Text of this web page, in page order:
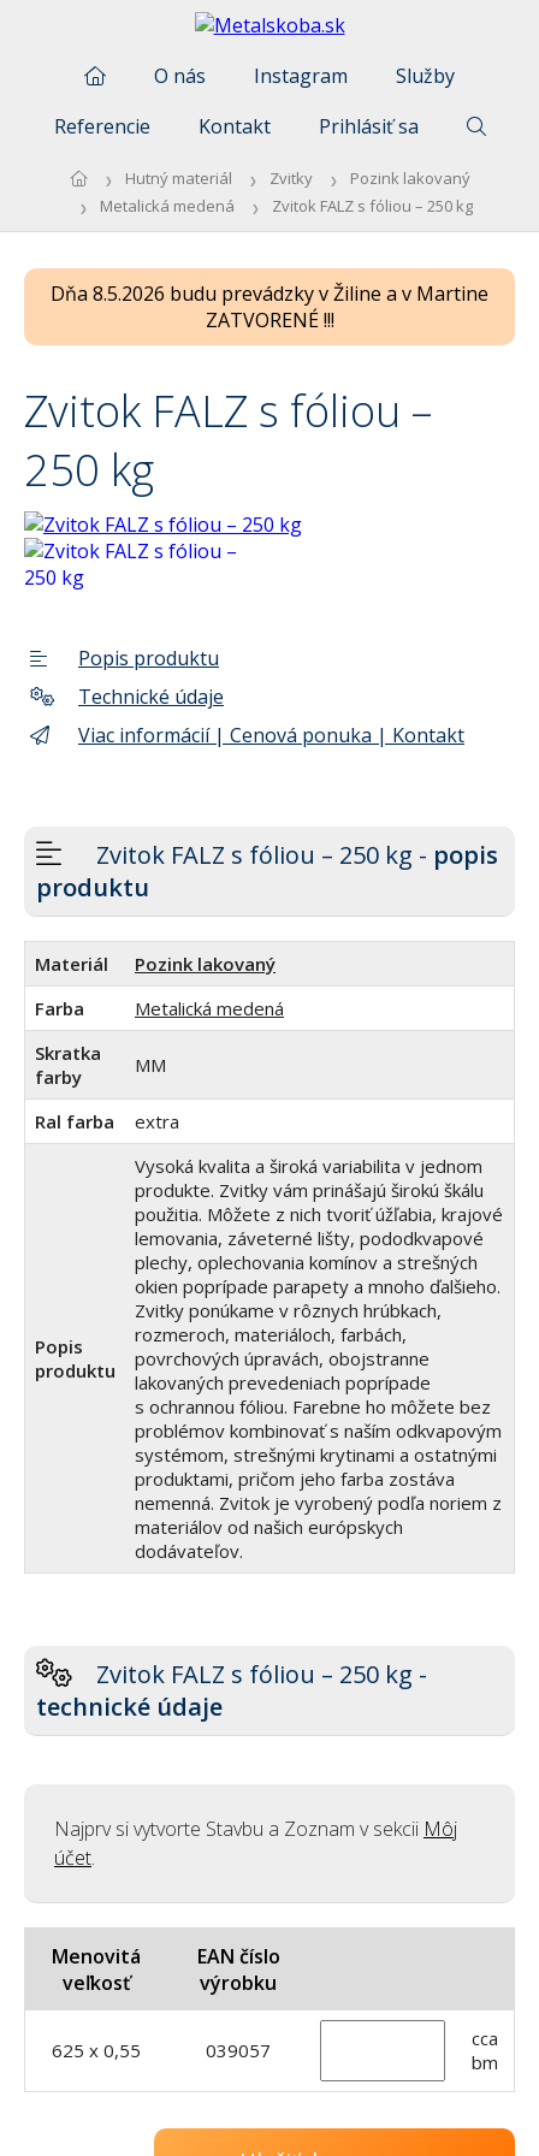
O nás Instagram
Služby
Referencie
Kontakt Prihlásiť sa
Hutný materiál Zvitky
Pozink lakovaný
Metalická medená
Zvitok FALZ s fóliou – 250 kg
Dňa 8.5.2026 budu prevádzky v Žiline a v Martine
ZATVORENÉ !!!
Zvitok FALZ s fóliou –
250 kg
Popis produktu
Technické údaje
Viac informácií | Cenová ponuka | Kontakt
Zvitok FALZ s fóliou – 250 kg - popis
produktu
Materiál
Pozink lakovaný
Farba
Metalická medená
Skratka
farby
MM
Ral farba extra
Popis
produktu
Vysoká kvalita a široká variabilita v jednom
produkte. Zvitky vám prinášajú širokú škálu
použitia. Môžete z nich tvoriť úžľabia, krajové
lemovania, záveterné lišty, pododkvapové
plechy, oplechovania komínov a strešných
okien poprípade parapety a mnoho ďalšieho.
Zvitky ponúkame v rôznych hrúbkach,
rozmeroch, materiáloch, farbách,
povrchových úpravách, obojstranne
lakovaných prevedeniach poprípade
s ochrannou fóliou. Farebne ho môžete bez
problémov kombinovať s naším odkvapovým
systémom, strešnými krytinami a ostatnými
produktami, pričom jeho farba zostáva
nemenná. Zvitok je vyrobený podľa noriem z
materiálov od našich európskych
dodávateľov.
Zvitok FALZ s fóliou – 250 kg -
technické údaje
Najprv si vytvorte Stavbu a Zoznam v sekcii Môj
účet.
Menovitá
veľkosť
EAN číslo
výrobku
625 x 0,55 039057
cca
bm